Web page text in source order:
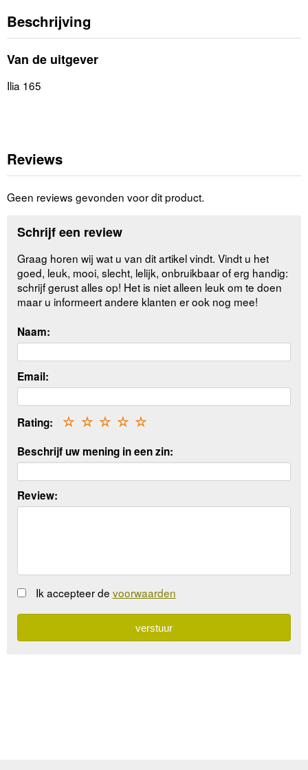
Beschrijving
Van de uitgever
Ilia 165
Reviews
Geen reviews gevonden voor dit product.
Schrijf een review
Graag horen wij wat u van dit artikel vindt. Vindt u het
goed, leuk, mooi, slecht, lelijk, onbruikbaar of erg handig:
schrijf gerust alles op! Het is niet alleen leuk om te doen
maar u informeert andere klanten er ook nog mee!
Naam:
Email:
Rating: ☆
☆
☆
☆
☆
Beschrijf uw mening in een zin:
Review:
Ik accepteer de voorwaarden